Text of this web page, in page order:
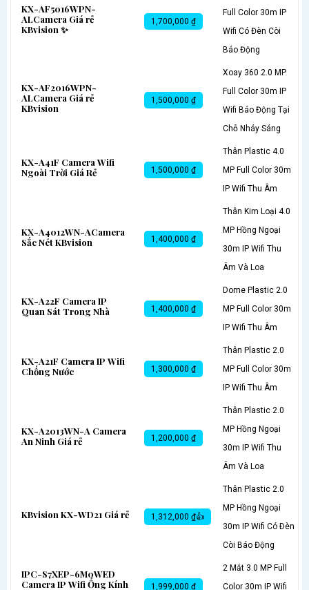
KX-AF5016WPN-
ALCamera Giá rẻ
KBvision ✨
1,700,000 ₫
Full Color 30m IP
Wifi Có Đèn Còi
Báo Động
KX-AF2016WPN-
ALCamera Giá rẻ
KBvision
1,500,000 ₫
Xoay 360 2.0 MP
Full Color 30m IP
Wifi Báo Động Tại
Chỗ Nháy Sáng
KX-A41F Camera Wifi
Ngoài Trời Giá Rẻ
1,500,000 ₫
Thân Plastic 4.0
MP Full Color 30m
IP Wifi Thu Âm
KX-A4012WN-ACamera
Sắc Nét KBvision
1,400,000 ₫
Thân Kim Loại 4.0
MP Hồng Ngoại
30m IP Wifi Thu
Âm Và Loa
KX-A22F Camera IP
Quan Sát Trong Nhà
1,400,000 ₫
Dome Plastic 2.0
MP Full Color 30m
IP Wifi Thu Âm
KX-A21F Camera IP Wifi
Chống Nước
1,300,000 ₫
Thân Plastic 2.0
MP Full Color 30m
IP Wifi Thu Âm
KX-A2013WN-A Camera
An Ninh Giá rẻ
1,200,000 ₫
Thân Plastic 2.0
MP Hồng Ngoại
30m IP Wifi Thu
Âm Và Loa
KBvision KX-WD21 Giá rẻ 1,312,000 ₫👍
Thân Plastic 2.0
MP Hồng Ngoại
30m IP Wifi Có Ðèn
Còi Báo Động
IPC-S7XEP-6M0WED
Camera IP Wifi Ống Kính
1,999,000 ₫
2 Mắt 3.0 MP Full
Color 30m IP Wifi